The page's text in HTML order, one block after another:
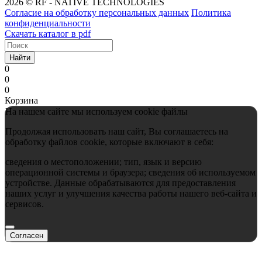
Согласие на обработку персональных данных Политика
конфиденциальности
Скачать каталог в pdf
Найти
0
0
0
Корзина
На нашем сайте мы используем cookie файлы
Продолжая использовать наш сайт, Вы соглашаетесь на
обработку файлов cookie, которые включают в себя:
сведения о местоположении; тип, язык и версию
операционной системы и браузера; сведения об используемом
устройстве. Данные обрабатываются для предоставления
наших услуг и улучшения качества работы нашего веб-сайта и
сервисов.
Согласен